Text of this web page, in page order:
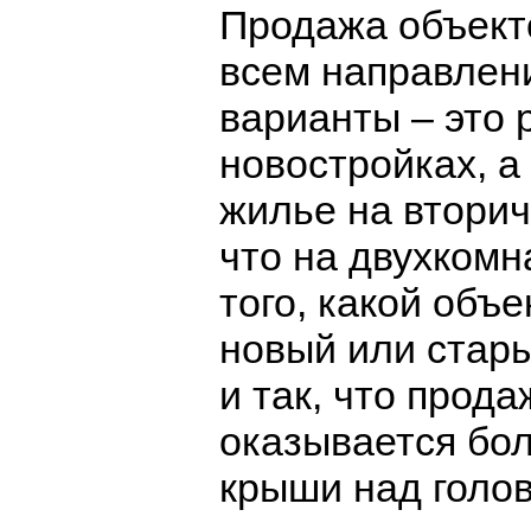
Продажа
всем
варианты – это
новостройках,
жилье на
что на
того, какой
новый или
и так, что
оказывается
крыши над